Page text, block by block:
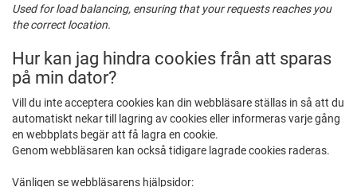
Used for load balancing, ensuring that your requests reaches you
the correct location.
Hur kan jag hindra cookies från att sparas
på min dator?
Vill du inte acceptera cookies kan din webbläsare ställas in så att du
automatiskt nekar till lagring av cookies eller informeras varje gång
en webbplats begär att få lagra en cookie.
Genom webbläsaren kan också tidigare lagrade cookies raderas.
Vänligen se webbläsarens hjälpsidor: